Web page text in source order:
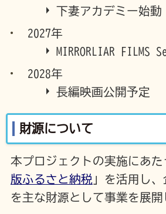
下妻アカデミー始動
2027年
MIRRORLIAR FILMS
2028年
長編映画公開予定
財源について
本プロジェクトの実施にあた
版ふるさと納税 」を活用し
を主な財源として事業を展開